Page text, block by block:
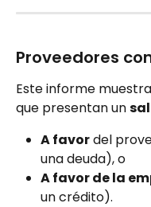
Proveedores
Este informe
que presentan un
A favor del
una deuda), o
A favor de la
un crédito).